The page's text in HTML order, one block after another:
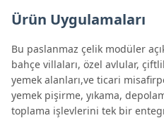
Ürün Uygulamaları
Bu paslanmaz çelik modüler
bahçe villaları, özel avlular,
yemek alanları,ve ticari
yemek pişirme, yıkama,
toplama işlevlerini tek bir